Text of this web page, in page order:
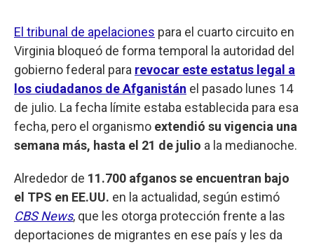
El tribunal de apelaciones para el cuarto circuito en
Virginia bloqueó de forma temporal la autoridad del
gobierno federal para revocar este estatus legal a
los ciudadanos de Afganistán el pasado lunes 14
de julio. La fecha límite estaba establecida para esa
fecha, pero el organismo extendió su vigencia una
semana más, hasta el 21 de julio a la medianoche.
Alrededor de 11.700 afganos se encuentran bajo
el TPS en EE.UU. en la actualidad, según estimó
CBS News, que les otorga protección frente a las
deportaciones de migrantes en ese país y les da